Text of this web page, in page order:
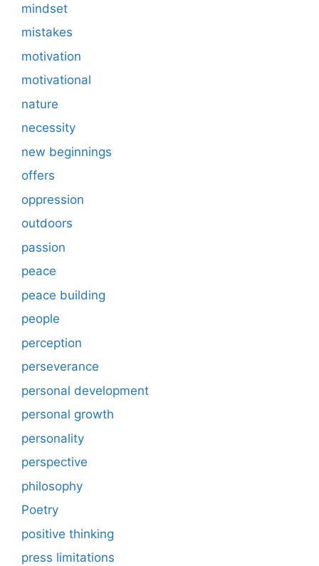
mindset
mistakes
motivation
motivational
nature
necessity
new beginnings
offers
oppression
outdoors
passion
peace
peace building
people
perception
perseverance
personal development
personal growth
personality
perspective
philosophy
Poetry
positive thinking
press limitations